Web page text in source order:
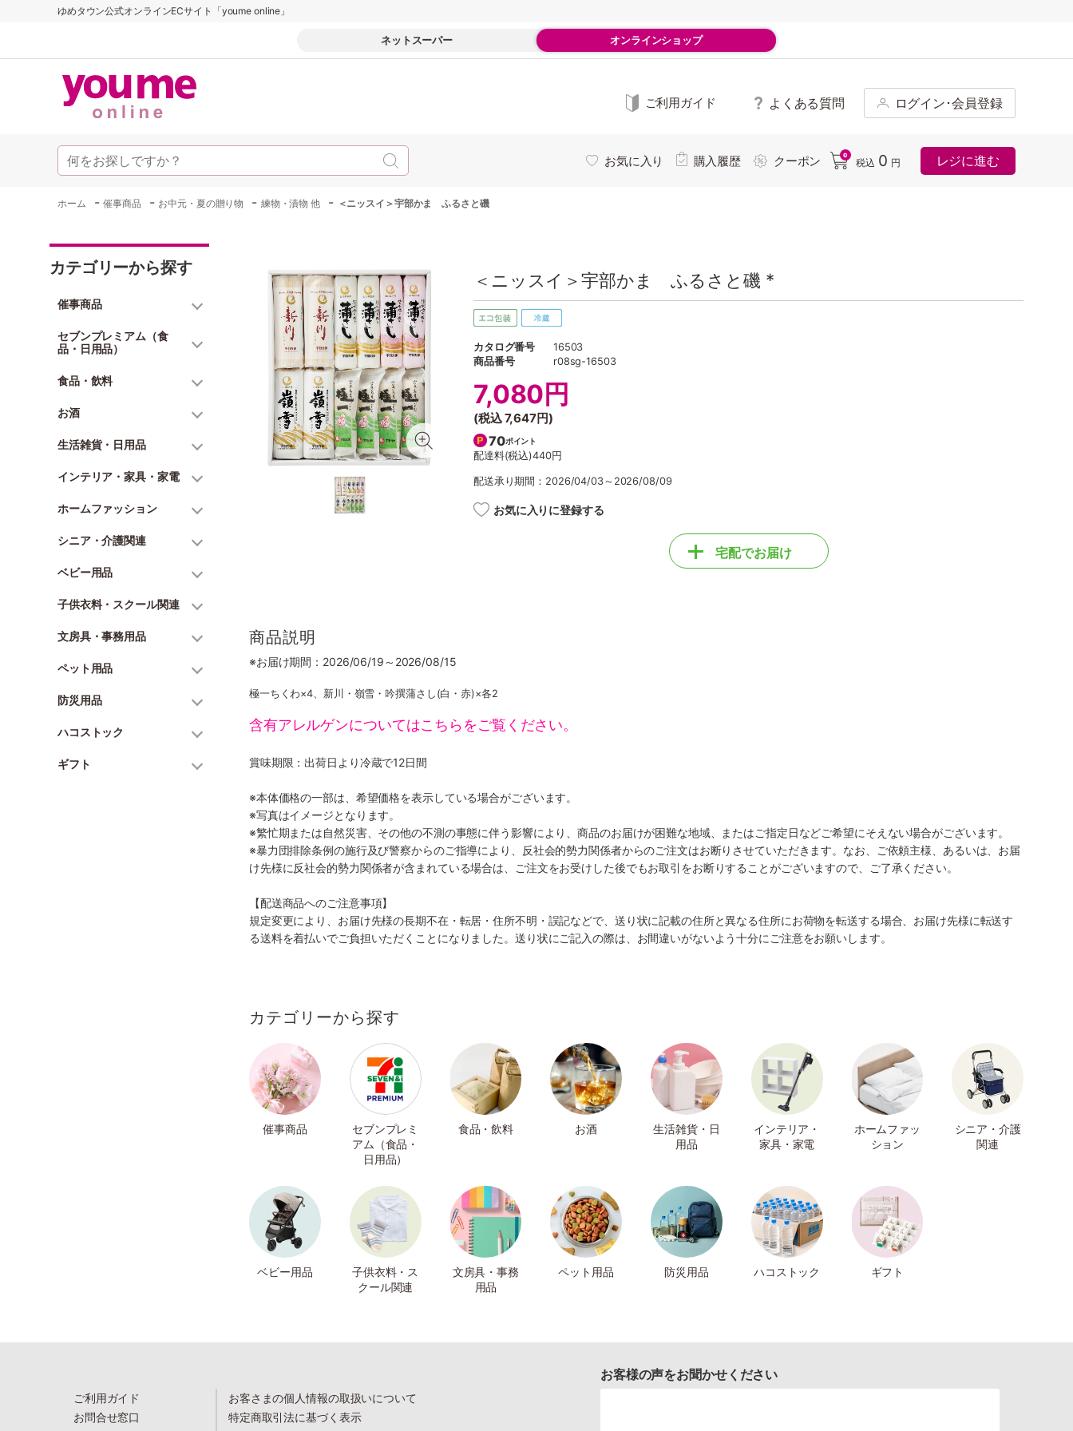
ゆめタウン公式オンラインECサイト「youme online」
ネットスーパー オンラインショップ
ご利用ガイド よくある質問 ログイン･会員登録
お気に入り 購入履歴 クーポン 0
税込 0 円 レジに進む
ホーム -催事商品 - お中元・夏の贈り物 - 練物・漬物 他 - ＜ニッスイ＞宇部かま ふるさと磯
カテゴリーから探す
催事商品
セブンプレミアム（食
品・日用品）
食品・飲料
お酒
生活雑貨・日用品
インテリア・家具・家電
ホームファッション
シニア・介護関連
ベビー用品
子供衣料・スクール関連
文房具・事務用品
ペット用品
防災用品
ハコストック
ギフト
＜ニッスイ＞宇部かま ふるさと磯 *
カタログ番号
16503
商品番号
r08sg-16503
7,080円
(税込7,647円)
70ポイント
配達料(税込)440円
配送承り期間：2026/04/03～2026/08/09
お気に入りに登録する
宅配でお届け
商品説明
※お届け期間：2026/06/19～2026/08/15
極一ちくわ×4、新川・嶺雪・吟撰蒲さし(白・赤)×各2
含有アレルゲンについてはこちらをご覧ください。
賞味期限：出荷日より冷蔵で12日間
※本体価格の一部は、希望価格を表示している場合がございます。
※写真はイメージとなります。
※繁忙期または自然災害、その他の不測の事態に伴う影響により、商品のお届けが困難な地域、またはご指定日などご希望にそえない場合がございます。
※暴力団排除条例の施行及び警察からのご指導により、反社会的勢力関係者からのご注文はお断りさせていただきます。なお、ご依頼主様、あるいは、お届
け先様に反社会的勢力関係者が含まれている場合は、ご注文をお受けした後でもお取引をお断りすることがございますので、ご了承ください。
【配送商品へのご注意事項】
規定変更により、お届け先様の長期不在・転居・住所不明・誤記などで、送り状に記載の住所と異なる住所にお荷物を転送する場合、お届け先様に転送す
る送料を着払いでご負担いただくことになりました。送り状にご記入の際は、お間違いがないよう十分にご注意をお願いします。
カテゴリーから探す
催事商品
セブンプレミ
アム（食品・
日用品）
食品・飲料 お酒
生活雑貨・日
用品
インテリア・
家具・家電
ホームファッ
ション
シニア・介護
関連
ベビー用品
子供衣料・ス
クール関連
文房具・事務
用品
ペット用品 防災用品 ハコストック ギフト
ご利用ガイド
お問合せ窓口
お客さまの個人情報の取扱いについて
特定商取引法に基づく表示
お客様の声をお聞かせください